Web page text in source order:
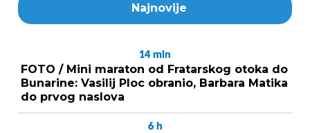
Najnovije
14 min
FOTO / Mini maraton od Fratarskog otoka do
Bunarine: Vasilij Ploc obranio, Barbara Matika
do prvog naslova
6 h